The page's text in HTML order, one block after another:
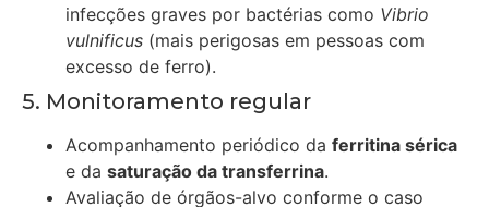
infecções graves por bactérias como Vibrio
vulnificus (mais perigosas em pessoas com
excesso de ferro).
5. Monitoramento regular
Acompanhamento periódico da ferritina sérica
e da saturação da transferrina.
Avaliação de órgãos-alvo conforme o caso